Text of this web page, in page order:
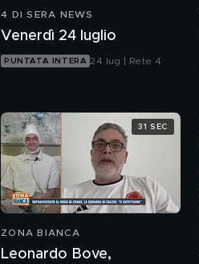
4 DI SERA NEWS
Venerdì 24 luglio
PUNTATA INTERA 24 lug | Rete 4
ZONA BIANCA
Leonardo Bove,
31 SEC